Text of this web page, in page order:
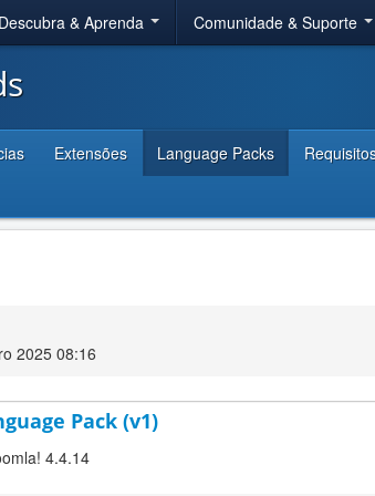
Descubra & Aprenda Comunidade & Suporte
Extensões Language Packs
2025 08:16
Pack (v1)
4.4.14